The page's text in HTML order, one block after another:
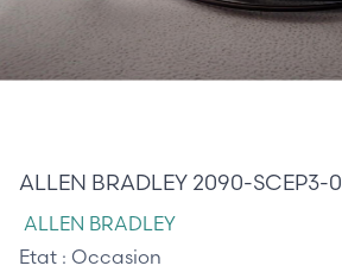
ALLEN BRADLEY 2090-SCEP3-0
ALLEN BRADLEY
Etat : Occasion